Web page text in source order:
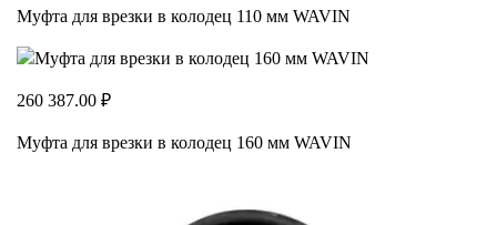
Муфта для врезки в колодец 110 мм WAVIN
260 387.00 ₽
Муфта для врезки в колодец 160 мм WAVIN